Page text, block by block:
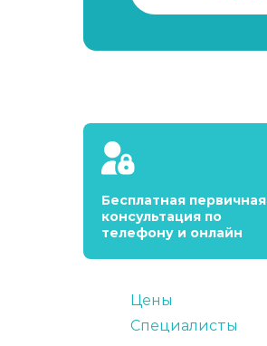
Бесплатная первичная
консультация по
телефону и онлайн
Цены
Специалисты